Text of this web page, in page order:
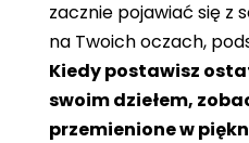
zacznie pojawiać się z
na Twoich oczach,
Kiedy postawisz
swoim dziełem,
przemienione w